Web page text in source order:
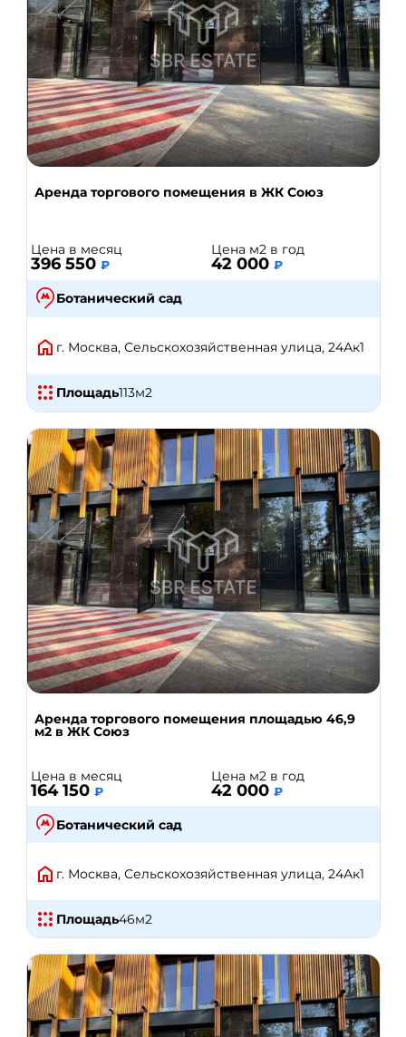
Аренда торгового помещения в ЖК Союз
Цена в месяц
396 550 ₽
Цена м2 в год
42 000 ₽
Ботанический сад
г. Москва, Сельскохозяйственная улица, 24Ак1
Площадь113м2
Аренда торгового помещения площадью 46,9
м2 в ЖК Союз
Цена в месяц
164 150 ₽
Цена м2 в год
42 000 ₽
Ботанический сад
г. Москва, Сельскохозяйственная улица, 24Ак1
Площадь46м2